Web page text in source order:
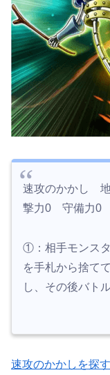
速攻のかかし
撃力0 守備力0
①：相手モンス
を手札から捨て
し、その後バト
速攻のかかしを探す